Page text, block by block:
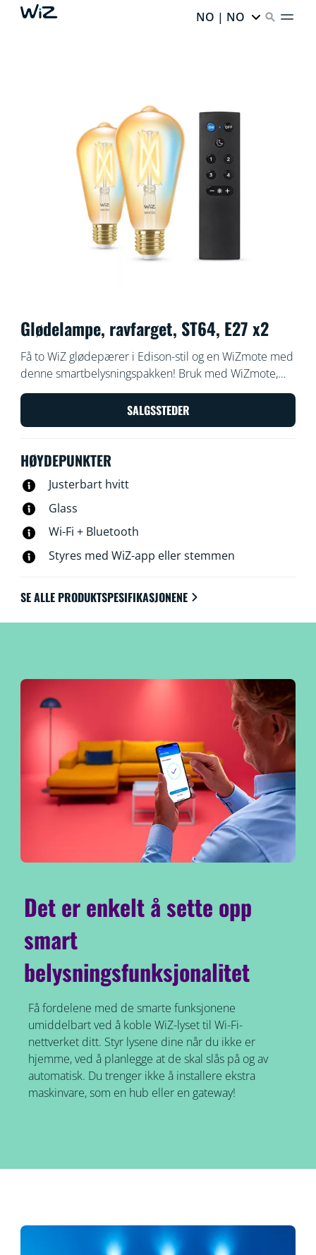
NO | NO
Glødelampe, ravfarget, ST64, E27 x2
Få to WiZ glødepærer i Edison-stil og en WiZmote med
denne smartbelysningspakken! Bruk med WiZmote,
WiZ-appen eller stemmen din for å dempe eller lyse
opp, eller bruk forhåndsinnstilte lysmodi på Wi-Fi-
oppsett.
SALGSSTEDER
HØYDEPUNKTER
Justerbart hvitt
Glass
Wi-Fi + Bluetooth
Styres med WiZ-app eller stemmen
SE ALLE PRODUKTSPESIFIKASJONENE
Det er enkelt å sette opp
smart
belysningsfunksjonalitet
Få fordelene med de smarte funksjonene
umiddelbart ved å koble WiZ-lyset til Wi-Fi-
nettverket ditt. Styr lysene dine når du ikke er
hjemme, ved å planlegge at de skal slås på og av
automatisk. Du trenger ikke å installere ekstra
maskinvare, som en hub eller en gateway!